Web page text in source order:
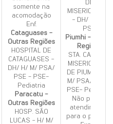
somente na
acomodação
Enf.
Cataguases -
Outras Regiões
HOSPITAL DE
CATAGUASES -
DH/ H/ M/ PSA/
PSE - PSE-
Pediatria
Paracatu -
Outras Regiões
HOSP. SÃO
LUCAS - H/ M/
DE
MISERICORDIA.
- DH/ H/ M/
PSA
Piumhi - Outras
Regiões
STA. CASA DE
MISERICÓRDIA
DE PIUMHI - H/
M/ PSA/ PSE -
PSE- Pediatria
Não possui
atendimento
para o produto